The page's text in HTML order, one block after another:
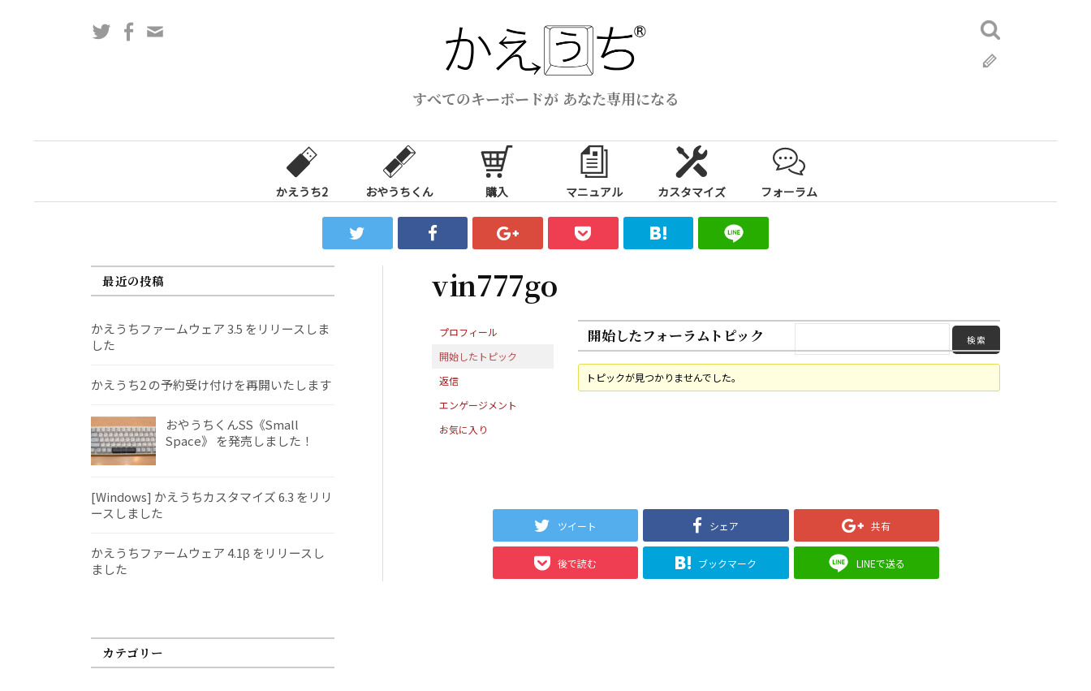
ス
すべてのキーボードが あなた専用になる
TwitterFacebook
検
索:
かえうち2 おやうちくん 購入 マニュアル カスタマイズ フォーラム
vin777go
プロフィール
開始したトピック
返信
エンゲージメント
お気に入り
開始したフォーラムトピック
トピックが見つかりませんでした。
ツイート シェア 共有
後で読む ブックマーク LINEで送る
最近の投稿
かえうちファームウェア 3.5 をリリースしま
した
かえうち2 の予約受け付けを再開いたします
おやうちくんSS《Small
Space》 を発売しました！
[Windows] かえうちカスタマイズ 6.3 をリリ
ースしました
かえうちファームウェア 4.1β をリリースし
ました
カテゴリー